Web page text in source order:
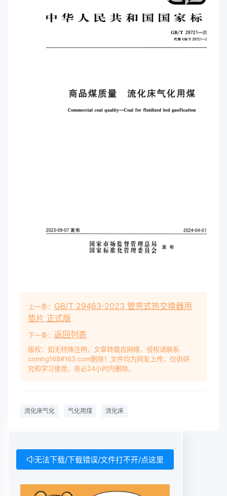
有限公司、中国科学院工程热物理研究所、潞安化工
集团有限公司、中国科学院山西煤炭化学研究所 归
口单位：全国煤化工标准化技术委员会(SAC/TC
469) 提出部门：中国煤炭工业协会
上一条： GB/T 29463-2023 管壳式热交换器用
垫片 正式版
下一条： 返回列表
版权：如无特殊注明，文章转载自网络，侵权请联系
cnmhg168#163.com删除！文件均为网友上传，仅供研
究和学习使用，务必24小时内删除。
流化床气化 气化用煤 流化床
无法下载/下载错误/文件打不开/点这里